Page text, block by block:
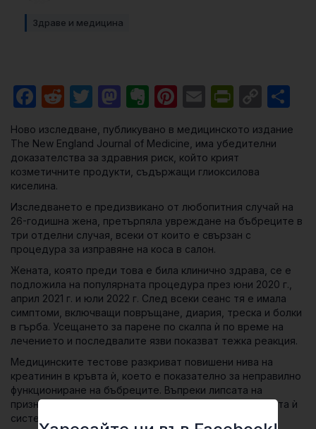
Здраве и медицина
Facebook
RedditTwitter
Mastodon
Evernote
Pinterest
Email
Ново изследване, публикувано в медицинското издание
The New England Journal of Medicine , има убедителни
доказателства за здравния риск, който крият
козметичните продукти, съдържащи глиоксилова
киселина.
Изследването е предизвикано от любопитния случай на
26-годишна жена, претърпяла увреждане на бъбреците в
три отделни случая, всеки от които е свързан с
процедура за изправяне на коса в салон.
Жената, която преди това е била клинично здрава, се е
подложила на популярната процедура през юни 2020 г.,
април 2021 г. и юли 2022 г. След всеки сеанс тя е имала
симптоми, включващи повръщане, диария, треска и болки
в гърба. Усещането за парене по скалпа ѝ по време на
лечението и последвалите язви показват тежка реакция.
Медицинските тестове разкриват повишени нива на
креатинин в кръвта ѝ, което е показателно за неправилно
функциониране на бъбреците. Въпреки липсата на
признаци на инфекция или запушване на отделителната ѝ
система, потвърдена от компютърна томография,